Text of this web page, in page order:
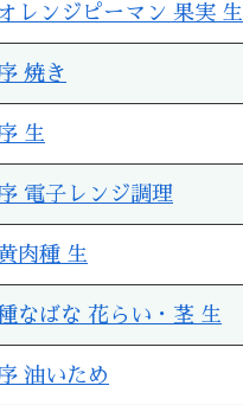
レンジピーマン 果実 生
焼き
生
電子レンジ調理
肉種 生
なばな 花らい・茎 生
油いため